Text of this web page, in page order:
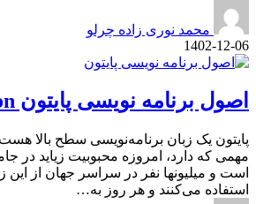
محمد نوری زاده چرلو
1402-12-06
اصول برنامه نویسی پایتون Python
پایتون یک زبان برنامه‌نویسی سطح بالا
مهمی که دارد، امروزه محبوبیت زیاید در
است و میلیونها نفر در سراسر جهان از این
استفاده می‌کنند و هر روز به…